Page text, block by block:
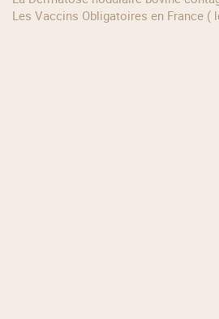
Les Vaccins Obligatoires en France (